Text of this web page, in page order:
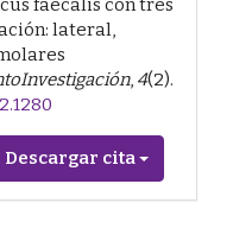
faecalis con tres
lateral,
, 4(2).
Descargar cita